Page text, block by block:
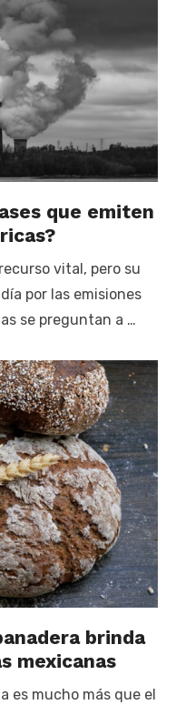
que emiten
vital, pero su
por las emisiones
se preguntan a …
brinda
mexicanas
es mucho más que el